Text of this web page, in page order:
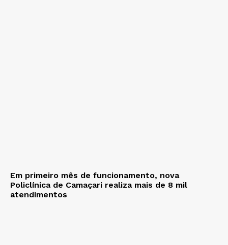
Em primeiro mês de funcionamento, nova
Policlínica de Camaçari realiza mais de 8 mil
atendimentos